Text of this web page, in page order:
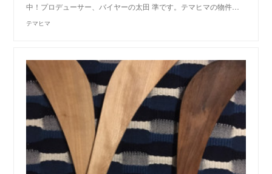
中！プロデューサー、バイヤーの太田 準です。テマヒマの物件…
テマヒマ